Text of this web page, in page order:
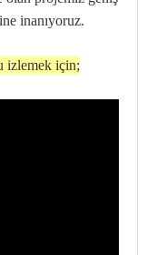
inanıyoruz.
izlemek için;